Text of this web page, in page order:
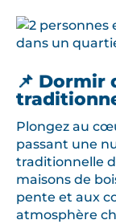
📌 Dormir
Plongez au
passant une
traditionnelle
maisons de
pente et aux
atmosphère